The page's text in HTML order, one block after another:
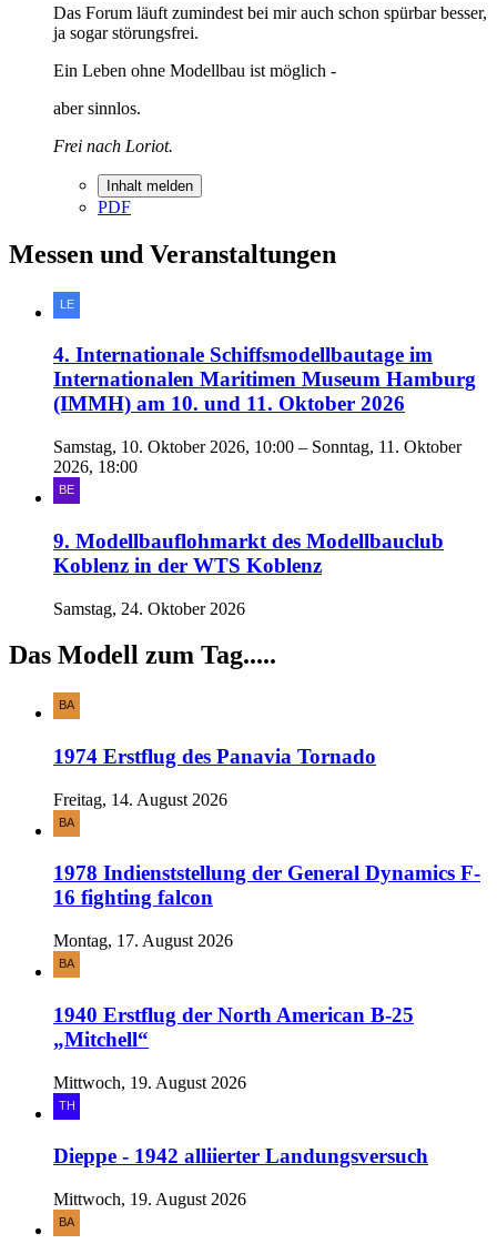
Das Forum läuft zumindest bei mir auch schon spürbar besser,
ja sogar störungsfrei.
Ein Leben ohne Modellbau ist möglich -
aber sinnlos.
Frei nach Loriot.
Inhalt melden
PDF
Messen und Veranstaltungen
4. Internationale Schiffsmodellbautage im
Internationalen Maritimen Museum Hamburg
(IMMH) am 10. und 11. Oktober 2026
Samstag, 10. Oktober 2026, 10:00 – Sonntag, 11. Oktober
2026, 18:00
9. Modellbauflohmarkt des Modellbauclub
Koblenz in der WTS Koblenz
Samstag, 24. Oktober 2026
Das Modell zum Tag.....
1974 Erstflug des Panavia Tornado
Freitag, 14. August 2026
1978 Indienststellung der General Dynamics F-
16 fighting falcon
Montag, 17. August 2026
1940 Erstflug der North American B-25
„Mitchell“
Mittwoch, 19. August 2026
Dieppe - 1942 alliierter Landungsversuch
Mittwoch, 19. August 2026